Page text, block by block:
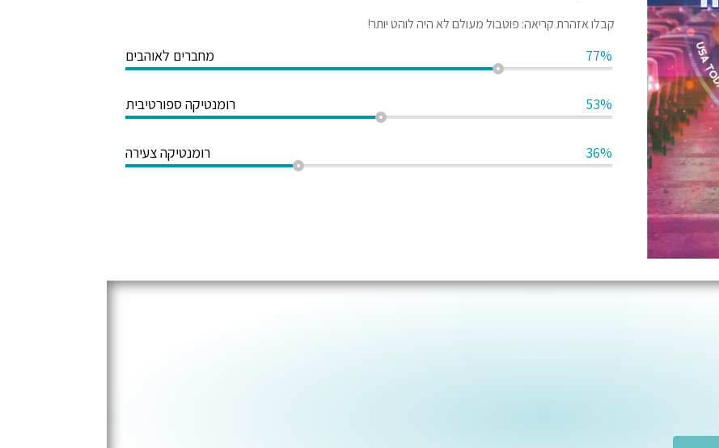
קבלו אזהרת קריאה: פוטבול מעולם לא היה לוהט יותר!
מחברים לאוהבים 77%
רומנטיקה ספורטיבית 53%
רומנטיקה צעירה 36%